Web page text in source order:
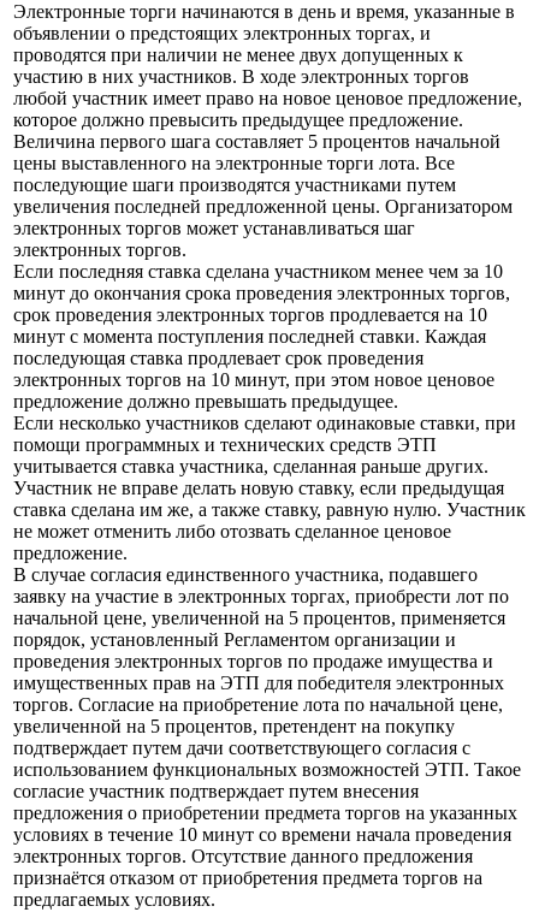
Электронные торги начинаются в день и время, указанные в
объявлении о предстоящих электронных торгах, и
проводятся при наличии не менее двух допущенных к
участию в них участников. В ходе электронных торгов
любой участник имеет право на новое ценовое предложение,
которое должно превысить предыдущее предложение.
Величина первого шага составляет 5 процентов начальной
цены выставленного на электронные торги лота. Все
последующие шаги производятся участниками путем
увеличения последней предложенной цены. Организатором
электронных торгов может устанавливаться шаг
электронных торгов.
Если последняя ставка сделана участником менее чем за 10
минут до окончания срока проведения электронных торгов,
срок проведения электронных торгов продлевается на 10
минут с момента поступления последней ставки. Каждая
последующая ставка продлевает срок проведения
электронных торгов на 10 минут, при этом новое ценовое
предложение должно превышать предыдущее.
Если несколько участников сделают одинаковые ставки, при
помощи программных и технических средств ЭТП
учитывается ставка участника, сделанная раньше других.
Участник не вправе делать новую ставку, если предыдущая
ставка сделана им же, а также ставку, равную нулю. Участник
не может отменить либо отозвать сделанное ценовое
предложение.
В случае согласия единственного участника, подавшего
заявку на участие в электронных торгах, приобрести лот по
начальной цене, увеличенной на 5 процентов, применяется
порядок, установленный Регламентом организации и
проведения электронных торгов по продаже имущества и
имущественных прав на ЭТП для победителя электронных
торгов. Согласие на приобретение лота по начальной цене,
увеличенной на 5 процентов, претендент на покупку
подтверждает путем дачи соответствующего согласия с
использованием функциональных возможностей ЭТП. Такое
согласие участник подтверждает путем внесения
предложения о приобретении предмета торгов на указанных
условиях в течение 10 минут со времени начала проведения
электронных торгов. Отсутствие данного предложения
признаётся отказом от приобретения предмета торгов на
предлагаемых условиях.